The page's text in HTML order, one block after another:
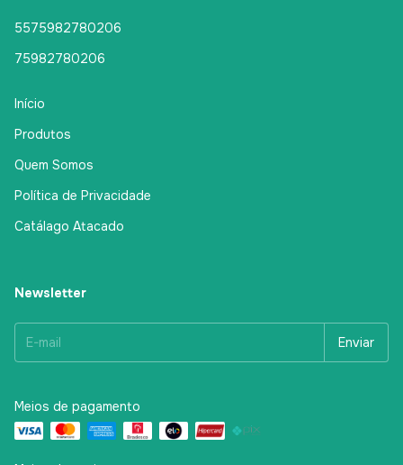
5575982780206
75982780206
Início
Produtos
Quem Somos
Política de Privacidade
Catálago Atacado
Newsletter
Meios de pagamento